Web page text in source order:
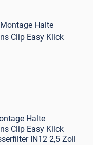
Halte
Clip Easy Klick
IN12 2,5 Zoll